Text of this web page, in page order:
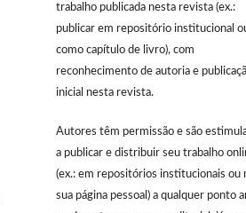
trabalho publicada nesta revista (ex.:
publicar em repositório institucional
como capítulo de livro), com
reconhecimento de autoria e
inicial nesta revista.
Autores têm permissão e são
a publicar e distribuir seu trabalho
(ex.: em repositórios institucionais ou
sua página pessoal) a qualquer ponto